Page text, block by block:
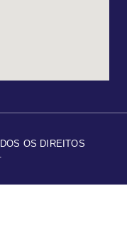
OS DIREITOS